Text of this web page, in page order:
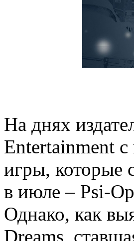
На днях
Entertainment с
игры, которые
в июле – Psi-
Однако, как
Dreams,